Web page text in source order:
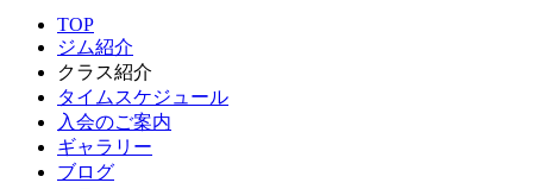
TOP
ジム紹介
クラス紹介
タイムスケジュール
入会のご案内
ギャラリー
ブログ